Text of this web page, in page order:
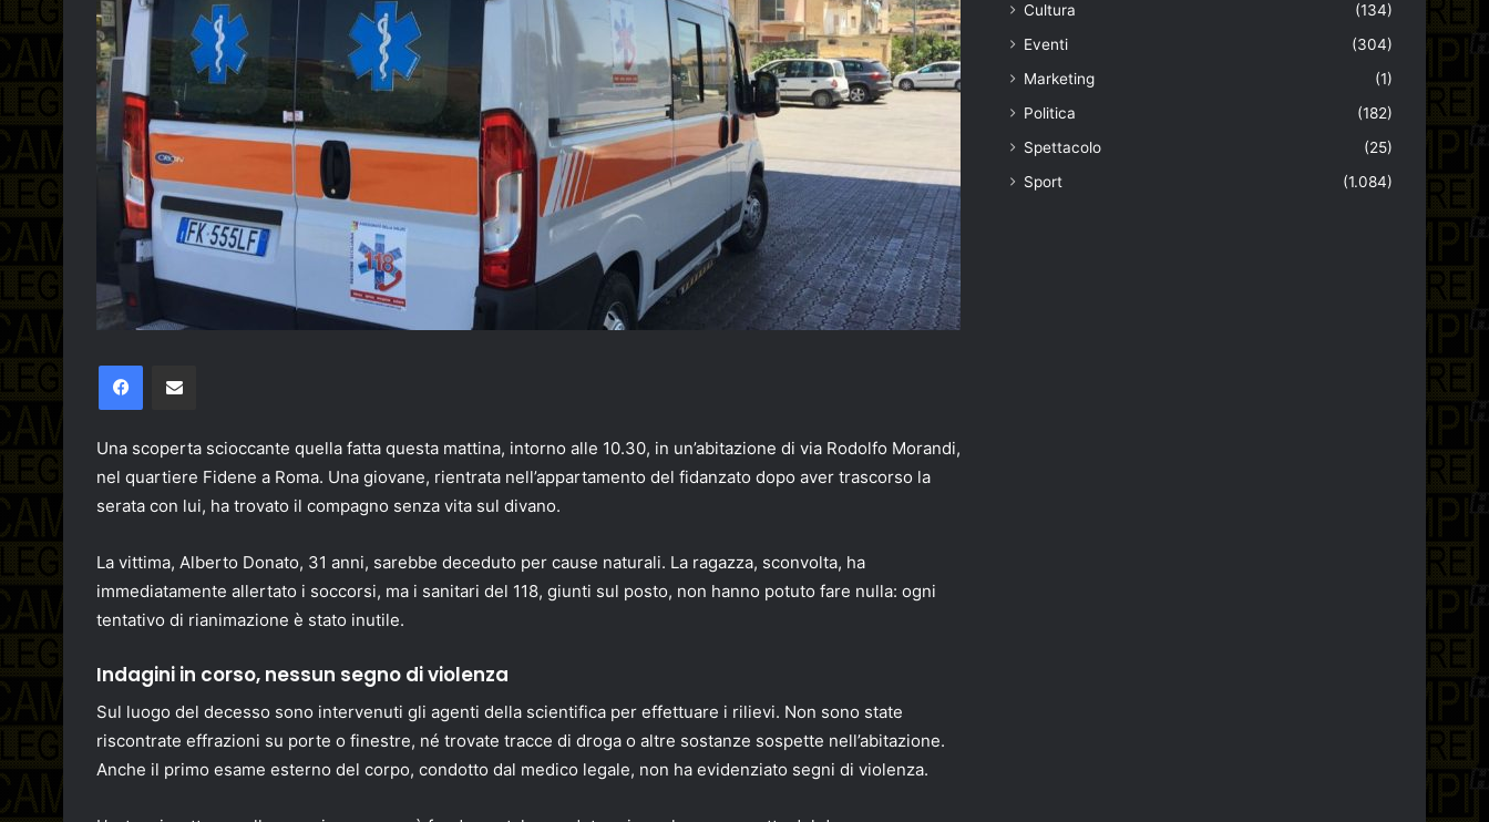
Facebook
Una scoperta scioccante quella fatta questa mattina, intorno alle 10.30, in un’abitazione di via Rodolfo Morandi,
nel quartiere Fidene a Roma. Una giovane, rientrata nell’appartamento del fidanzato dopo aver trascorso la
serata con lui, ha trovato il compagno senza vita sul divano.
La vittima, Alberto Donato, 31 anni, sarebbe deceduto per cause naturali. La ragazza, sconvolta, ha
immediatamente allertato i soccorsi, ma i sanitari del 118, giunti sul posto, non hanno potuto fare nulla: ogni
tentativo di rianimazione è stato inutile.
Indagini in corso, nessun segno di violenza
Sul luogo del decesso sono intervenuti gli agenti della scientifica per effettuare i rilievi. Non sono state
riscontrate effrazioni su porte o finestre, né trovate tracce di droga o altre sostanze sospette nell’abitazione.
Anche il primo esame esterno del corpo, condotto dal medico legale, non ha evidenziato segni di violenza.
Cultura
(134)
Eventi
(304)
Marketing
(1)
Politica
(182)
Spettacolo
(25)
Sport
(1.084)